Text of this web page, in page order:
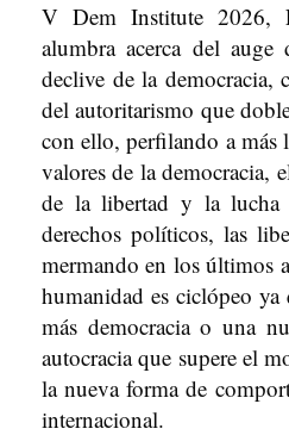
V Dem Institute 2026,
alumbra acerca del
declive de la democracia,
del autoritarismo que
con ello, perfilando a más
valores de la democracia,
de la libertad y la
derechos políticos, las
mermando en los últimos
humanidad es ciclópeo
más democracia o una
autocracia que supere el
la nueva forma de
internacional.